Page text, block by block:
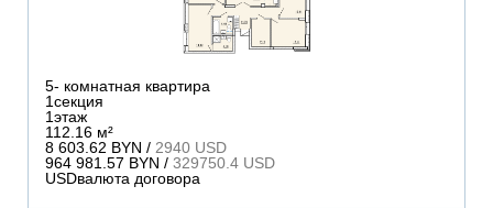
5- комнатная квартира
1секция
1этаж
112.16 м²
8 603.62 BYN / 2940 USD
964 981.57 BYN / 329750.4 USD
USDвалюта договора